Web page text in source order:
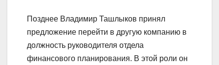
Позднее Владимир Ташлыков принял
предложение перейти в другую компанию в
должность руководителя отдела
финансового планирования. В этой роли он